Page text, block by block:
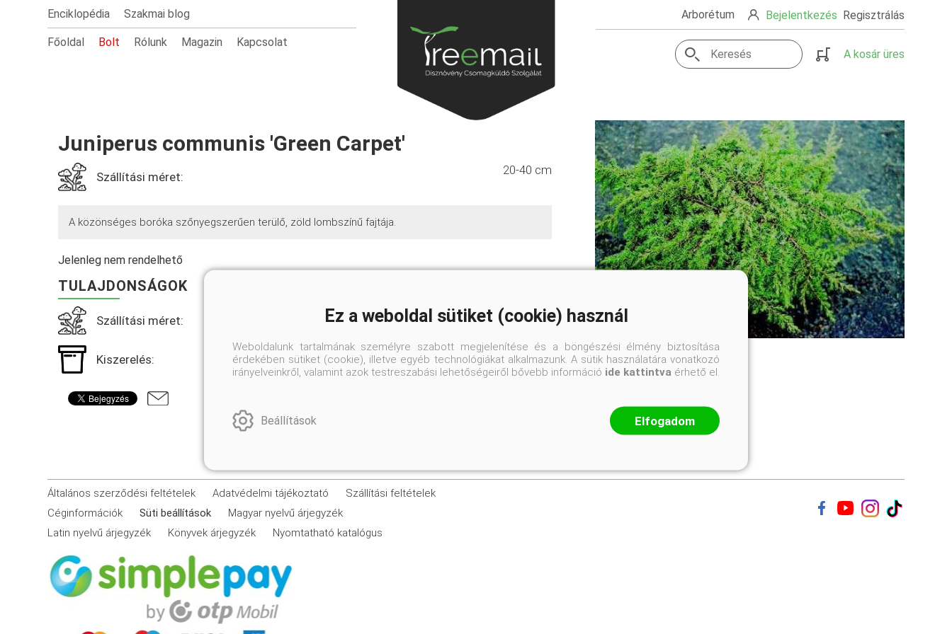
Enciklopédia Szakmai blog
Főoldal Bolt Rólunk Magazin Kapcsolat
Arborétum Bejelentkezés Regisztrálás
A kosár üres
Juniperus communis 'Green Carpet'
Szállítási méret: 20-40 cm
A közönséges boróka szőnyegszerűen terülő, zöld lombszínű fajtája.
Jelenleg nem rendelhető
TULAJDONSÁGOK
Szállítási méret: 20-40 cm
Kiszerelés: K3
Általános szerződési feltételek Adatvédelmi tájékoztató
Szállítási feltételek
Céginformációk
Süti beállítások
Magyar nyelvű árjegyzék
Latin nyelvű árjegyzék
Könyvek árjegyzék Nyomtatható katalógus
Ez a weboldal sütiket (cookie) használ
Weboldalunk tartalmának személyre szabott megjelenítése és a böngészési élmény biztosítása
érdekében sütiket (cookie), illetve egyéb technológiákat alkalmazunk. A sütik használatára vonatkozó
irányelveinkről, valamint azok testreszabási lehetőségeiről bővebb információ ide kattintva érhető el.
Beállítások Elfogadom